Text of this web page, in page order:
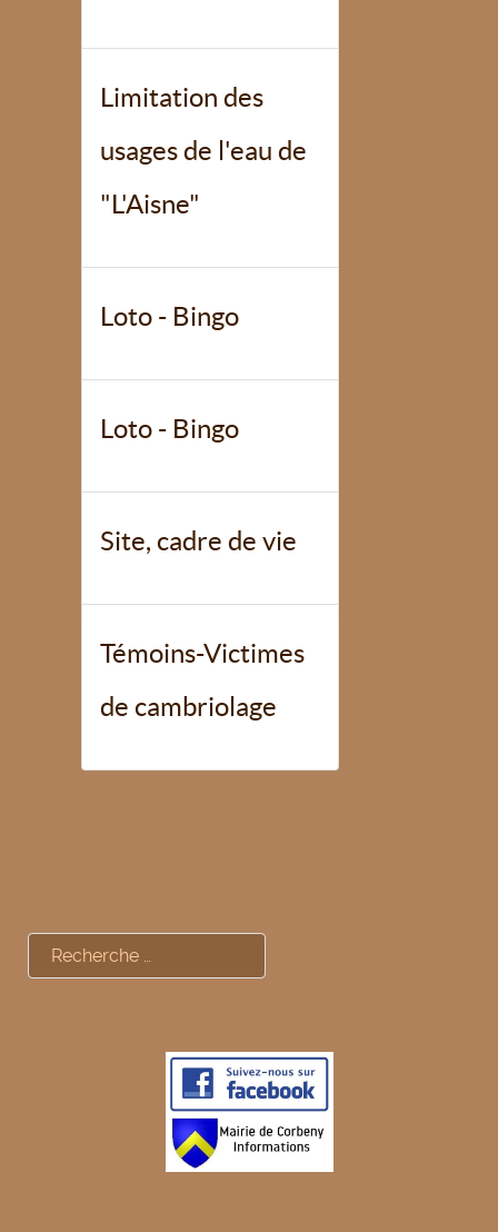
Limitation des
usages de l'eau de
"L'Aisne"
Loto - Bingo
Loto - Bingo
Site, cadre de vie
Témoins-Victimes
de cambriolage
Rechercher